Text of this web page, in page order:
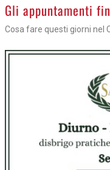
Gli appuntamenti
Cosa fare questi giorni nel